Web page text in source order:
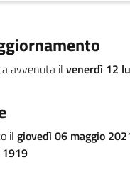
avvenuta il venerdì 12
il giovedì 06 maggio
1919